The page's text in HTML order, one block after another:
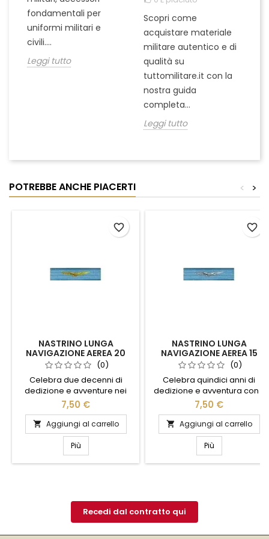
fondamentali per
uniformi militari e
civili....
Leggi tutto
Scopri come
acquistare materiale
militare autentico e di
qualità su
tuttomilitare.it con la
nostra guida
completa...
Leggi tutto
POTREBBE ANCHE PIACERTI >
<
NASTRINO LUNGA
NAVIGAZIONE AEREA 20
ANNI
(0)
Celebra due decenni di
dedizione e avventure nei
cieli con il "Nastrino Lunga
Navigazione Aerea 20 anni".
Questo distintivo elegante e
raffinato è un simbolo di
esperienza e impegno nel
mondo dell'aviazione.
Realizzato con materiali di
ma distintivo, perfetto per
essere indossato con
orgoglio su uniformi...
7,50 €
 Aggiungi al carrello
Più
favorite_border
NASTRINO LUNGA
NAVIGAZIONE AEREA 15
ANNI
(0)
Celebra quindici anni di
dedizione e avventura con il
nostro "Nastrino Lunga
Navigazione Aerea 15 Anni".
Questo elegante nastrino è
un simbolo di esperienza e
impegno nel mondo
dell'aviazione. Realizzato con
materiali di alta qualità,
a qualsiasi uniforme. Ideale
per chi ha solcato i cieli con...
7,50 €
 Aggiungi al carrello
Più
favorite_border
Recedi dal contratto qui